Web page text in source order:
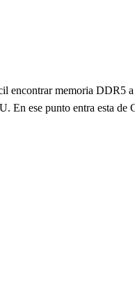
memoria DDR5
En ese punto entra esta de